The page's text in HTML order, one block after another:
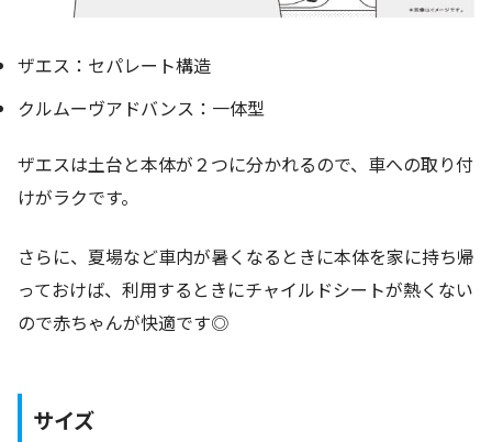
ザエス：セパレート構造
クルムーヴアドバンス：一体型
ザエスは土台と本体が２つに分かれるので、車への取り付
けがラクです。
さらに、夏場など車内が暑くなるときに本体を家に持ち帰
っておけば、利用するときにチャイルドシートが熱くない
ので赤ちゃんが快適です◎
サイズ